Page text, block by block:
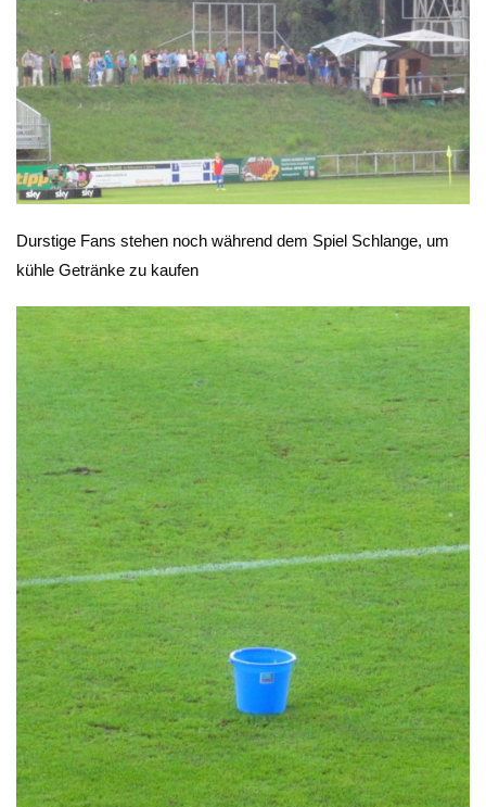
Durstige Fans stehen noch während dem Spiel Schlange, um
kühle Getränke zu kaufen